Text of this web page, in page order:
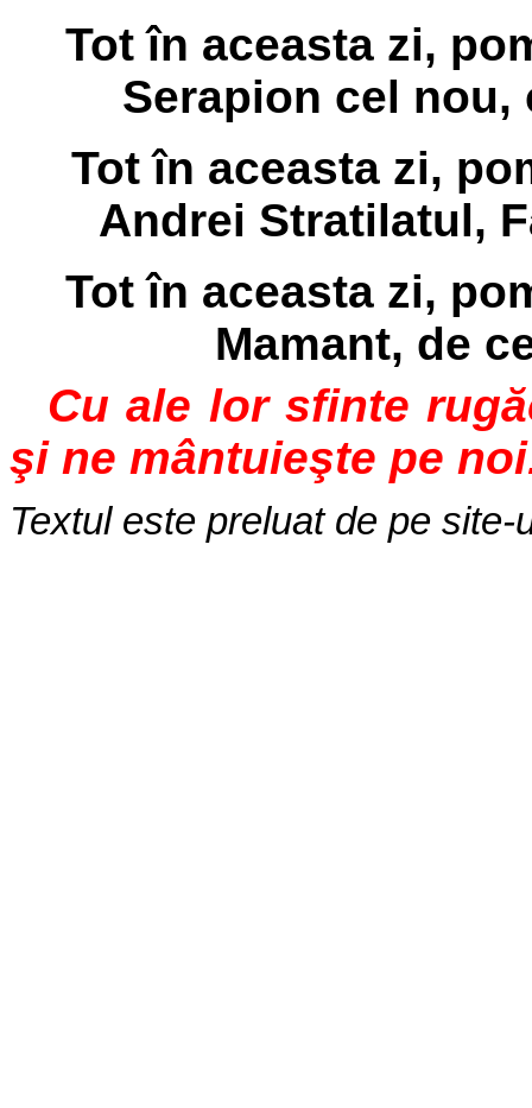
Tot în aceasta zi,
Serapion cel nou,
Tot în aceasta zi,
Andrei Stratilatul,
Tot în aceasta zi,
Mamant, de
Cu ale lor sfinte
şi ne mântuieşte pe
Textul este preluat de pe